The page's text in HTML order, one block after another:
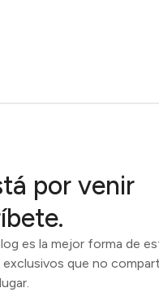
por venir
es la mejor forma de
que no